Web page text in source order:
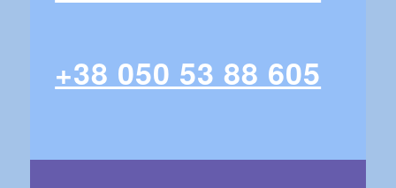
+38 050 53 88 605